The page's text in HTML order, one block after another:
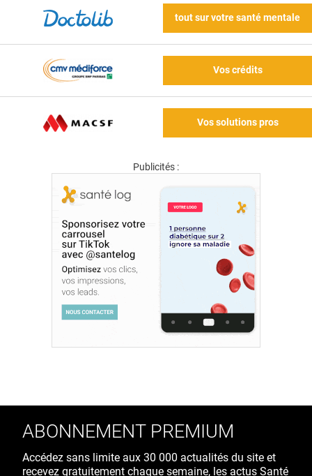
tout sur votre santé mentale
Vos crédits
Vos solutions pros
Publicités :
ABONNEMENT PREMIUM
Accédez sans limite aux 30 000 actualités du site et
recevez gratuitement chaque semaine, les actus Santé